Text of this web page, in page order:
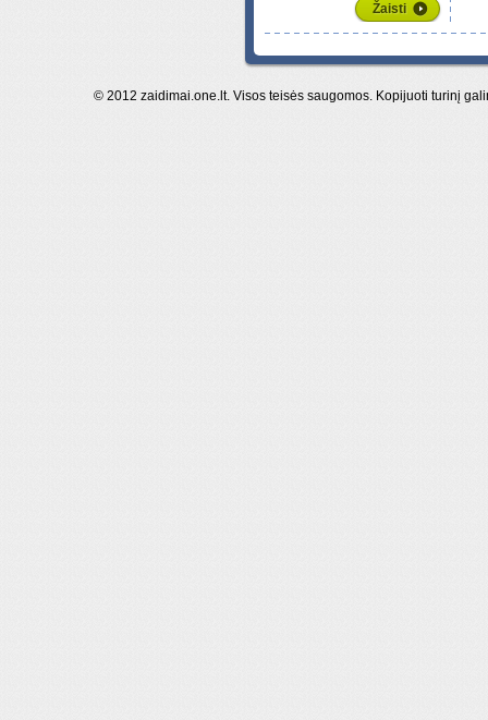
Žaisti
© 2012 zaidimai.one.lt. Visos teisės saugomos. Kopijuoti turinį